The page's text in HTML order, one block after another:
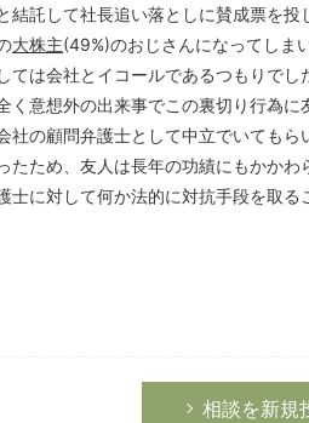
結託して社長追い落としに賛成票を
大株主(49%)のおじさんになってしま
ては会社とイコールであるつもりでし
く意想外の出来事でこの裏切り行為に
社の顧問弁護士として中立でいてもら
たため、友人は長年の功績にもかかわ
士に対して何か法的に対抗手段を取る
相談を新規